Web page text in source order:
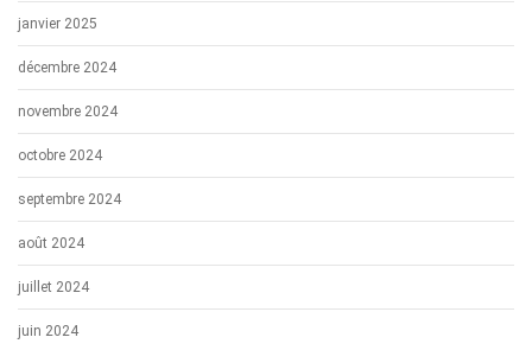
janvier 2025
décembre 2024
novembre 2024
octobre 2024
septembre 2024
août 2024
juillet 2024
juin 2024